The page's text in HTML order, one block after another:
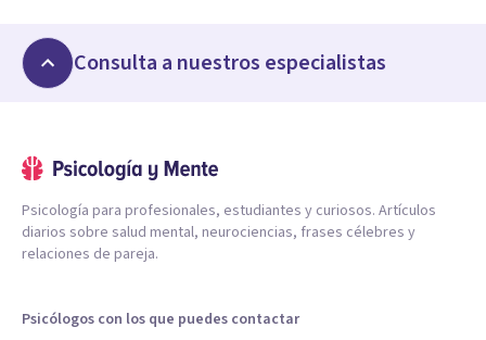
Consulta a nuestros especialistas
Psicología para profesionales, estudiantes y curiosos. Artículos
diarios sobre salud mental, neurociencias, frases célebres y
relaciones de pareja.
Psicólogos con los que puedes contactar